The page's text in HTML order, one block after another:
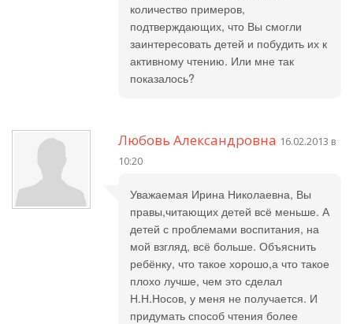
количество примеров,
подтверждающих, что Вы смогли
заинтересовать детей и побудить их к
активному чтению. Или мне так
показалось?
Любовь Александровна 16.02.2013 в
10:20
Уважаемая Ирина Николаевна, Вы
правы,читающих детей всё меньше. А
детей с проблемами воспитания, на
мой взгляд, всё больше. Объяснить
ребёнку, что такое хорошо,а что такое
плохо лучше, чем это сделал
Н.Н.Носов, у меня не получается. И
придумать способ чтения более